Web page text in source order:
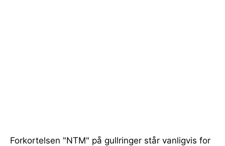
Forkortelsen "NTM" på gullringer står vanligvis for